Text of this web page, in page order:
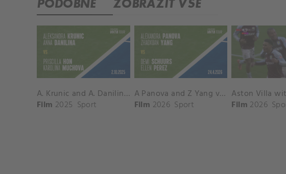
PODOBNÉ ZOBRAZIT VŠE
A. Krunic and A. Danilina vs. P. Hon and K. Muchova Match Highlights - BEIJING_Capital Group Diamond ( October 02, 2025)
Film 2025 Sport
A Panova and Z Yang vs D Schuurs and E Perez Match Highlights - MADRID_Court 8 ( April 24, 2026)
Film 2026 Sport
Film 2026